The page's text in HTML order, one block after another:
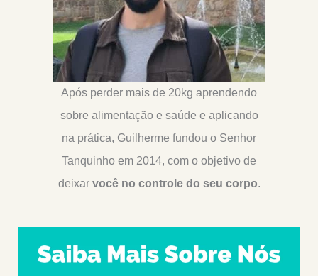
Após perder mais de 20kg aprendendo
sobre alimentação e saúde e aplicando
na prática, Guilherme fundou o Senhor
Tanquinho em 2014, com o objetivo de
deixar você no controle do seu corpo.